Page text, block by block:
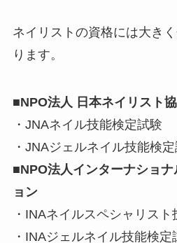
ネイリストの資格には大き
ります。
■NPO法人 日本ネイリスト
・JNAネイル技能検定試験
・JNAジェルネイル技能検
■NPO法人インターナショ
ョン
・INAネイルスペシャリス
・INAジェルネイル技能検定